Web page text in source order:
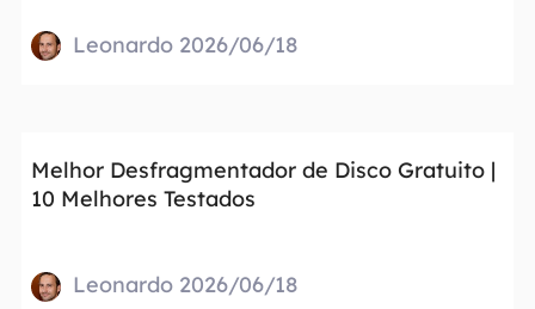
Leonardo 2026/06/18
Melhor Desfragmentador de Disco Gratuito |
10 Melhores Testados
Leonardo 2026/06/18